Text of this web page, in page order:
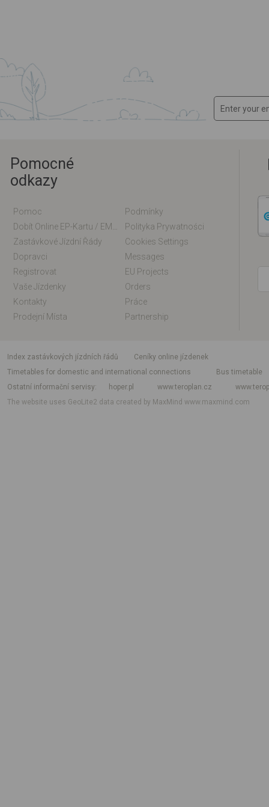
Pomocné
odkazy
Pomoc
Podmínky
Polityka Prywatności
Zastávkové Jízdní Řády
Cookies Settings
Dopravci
Messages
Registrovat
EU Projects
Vaše Jízdenky
Orders
Kontakty
Práce
Prodejní Místa
Partnership
index zastávkových jízdních řádů
Ceníky online jízdenek
Timetables for domestic and international connections
Bus timetable
Ostatní informační servisy
hoper.pl www.teroplan.cz
The website uses GeoLite2 data created by MaxMindwww.maxmind.com